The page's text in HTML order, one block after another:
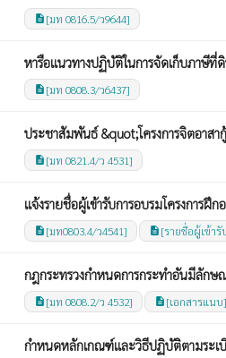
description [มท 0816.5/ว9644]
หารือแนวทางปฏิบัติในการจัดเก็บภาษีที่
description [มท 0808.3/ว6437]
ประชาสัมพันธ์ &quot;โครงการจิตอาส
description [มท 0821.4/ว 4531]
แจ้งรายชื่อผู้เข้ารับการอบรมโครงการ
description [มท0803.4/ว4541] description [รายชื่อผู้เข้ารั
กฎกระทรวงกำหนดการกระทำอันมีลักษ
description [มท 0808.2/ว 4532] description [เอกสารแนบ]
กำหนดหลักเกณฑ์และวิธีปฏิบัติตามระเ